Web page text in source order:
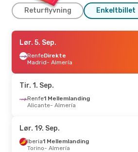
Returflyvning Enkeltbillet
Fre. 4. Sep.
VuelingDirekte
Barcelona- Almería
Almería- Barcelona
Tor. 1. Okt.- Søn. 4. Okt.
VuelingDirekte
Almería- Barcelona
Lør. 5. Sep.
RenfeDirekte
Madrid- Almería
Tir. 1. Sep.
Renfe1 Mellemlanding
Alicante- Almería
Lør. 19. Sep.
Iberia1 Mellemlanding
Torino- Almería